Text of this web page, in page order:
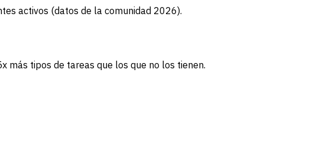
activos (datos de la comunidad 2026).
más tipos de tareas que los que no los tienen.